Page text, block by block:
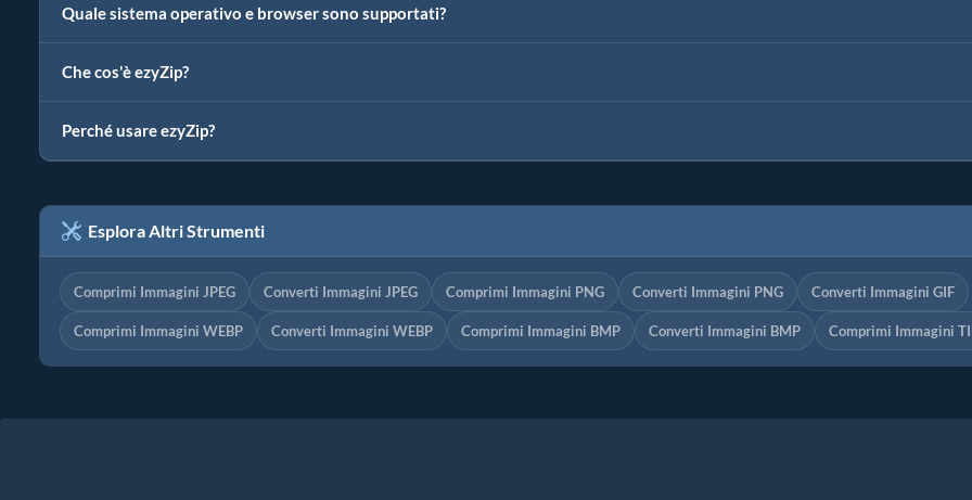
Quale sistema operativo e browser sono supportati?
Che cos'è ezyZip?
Perché usare ezyZip?
Esplora Altri Strumenti
Comprimi Immagini JPEG Converti Immagini JPEG Comprimi Immagini PNG Converti Immagini PNG Converti Immagini GIF
Comprimi Immagini WEBP Converti Immagini WEBP Comprimi Immagini BMP Converti Immagini BMP Comprimi Immagini